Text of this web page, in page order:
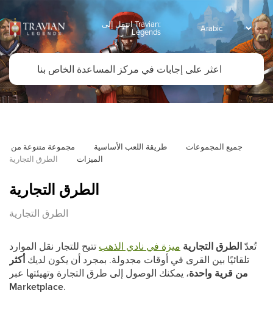
انتقل إلى Travian:
Legends
جميع المجموعات طريقة اللعب الأساسية
مجموعة متنوعة من
الميزات
الطرق التجارية
الطرق التجارية
الطرق التجارية
تُعدّالطرق التجارية ميزة في نادي الذهب تتيح للتجار نقل الموارد
تلقائيًا بين القرى في أوقات مجدولة. بمجرد أن يكون لديكأكثر
من قرية واحدة، يمكنك الوصول إلى طرق التجارة وتهيئتها عبر
Marketplace.